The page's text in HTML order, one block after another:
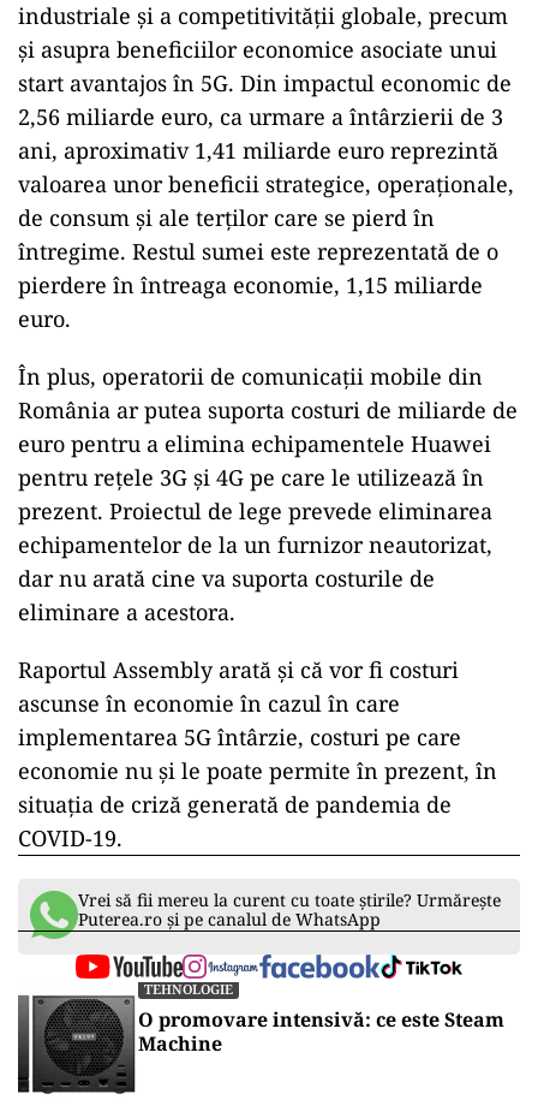
industriale şi a competitivităţii globale, precum
şi asupra beneficiilor economice asociate unui
start avantajos în 5G. Din impactul economic de
2,56 miliarde euro, ca urmare a întârzierii de 3
ani, aproximativ 1,41 miliarde euro reprezintă
valoarea unor beneficii strategice, operaţionale,
de consum şi ale terţilor care se pierd în
întregime. Restul sumei este reprezentată de o
pierdere în întreaga economie, 1,15 miliarde
euro.
În plus, operatorii de comunicații mobile din
România ar putea suporta costuri de miliarde de
euro pentru a elimina echipamentele Huawei
pentru rețele 3G și 4G pe care le utilizează în
prezent. Proiectul de lege prevede eliminarea
echipamentelor de la un furnizor neautorizat,
dar nu arată cine va suporta costurile de
eliminare a acestora.
Raportul Assembly arată și că vor fi costuri
ascunse în economie în cazul în care
implementarea 5G întârzie, costuri pe care
economie nu și le poate permite în prezent, în
situația de criză generată de pandemia de
COVID-19.
Vrei să fii mereu la curent cu toate știrile? Urmărește
Puterea.ro și pe canalul de WhatsApp
TEHNOLOGIE
O promovare intensivă: ce este Steam
Machine